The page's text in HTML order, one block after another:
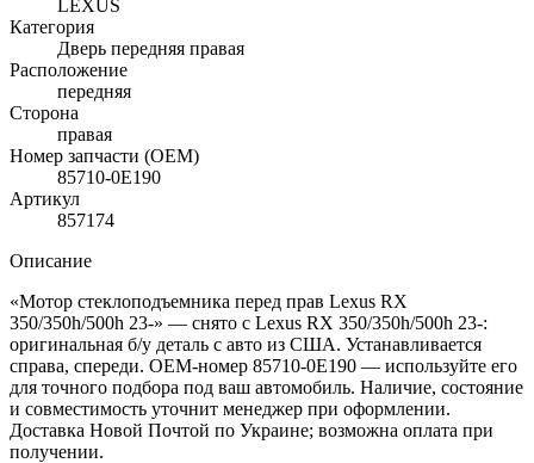
LEXUS
Категория
Дверь передняя правая
Расположение
передняя
Сторона
правая
Номер запчасти (OEM)
85710-0E190
Артикул
857174
Описание
«Мотор стеклоподъемника перед прав Lexus RX
350/350h/500h 23-» — снято с Lexus RX 350/350h/500h 23-:
оригинальная б/у деталь с авто из США. Устанавливается
справа, спереди. OEM-номер 85710-0E190 — используйте его
для точного подбора под ваш автомобиль. Наличие, состояние
и совместимость уточнит менеджер при оформлении.
Доставка Новой Почтой по Украине; возможна оплата при
получении.